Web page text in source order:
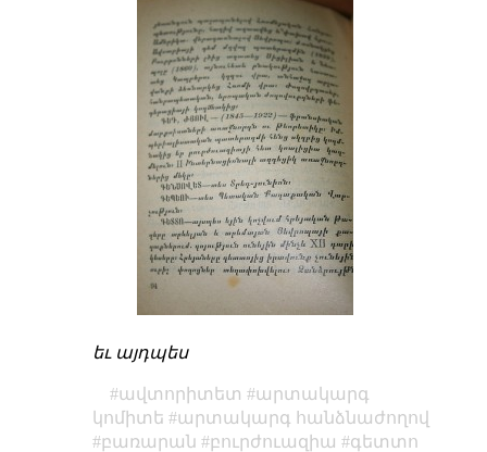
եւ այդպես
ավտորիտետ
արտակարգ
կոմիտե
արտակարգ հանձնաժողով
բառարան
բուրժուազիա
գետտո